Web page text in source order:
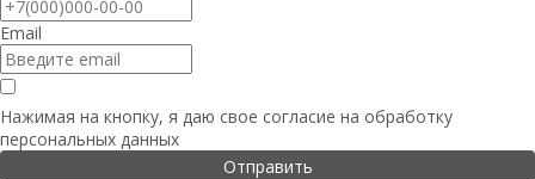
Email
Нажимая на кнопку, я даю свое согласие на обработку
персональных данных
Отправить